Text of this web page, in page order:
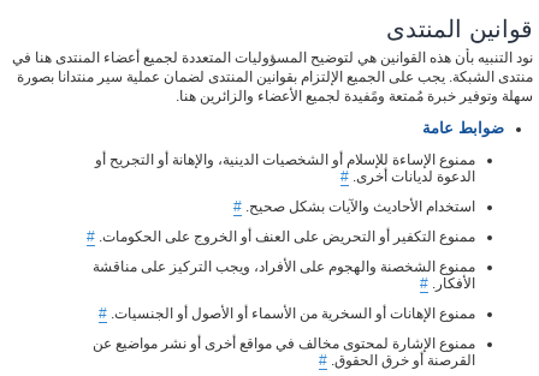
قوانين المنتدى
نود التنبيه بأن هذه القوانين هي لتوضيح المسؤوليات المتعددة لجميع أعضاء المنتدى هنا في
منتدى الشبكة. يجب على الجميع الإلتزام بقوانين المنتدى لضمان عملية سير منتدانا بصورة
سهلة وتوفير خبرة مُمتعة ومًفيدة لجميع الأعضاء والزائرين هنا.
ضوابط عامة
ممنوع الإساءة للإسلام أو الشخصيات الدينية، والإهانة أو التجريح أو
الدعوة لديانات أخرى. #
استخدام الأحاديث والآيات بشكل صحيح. #
ممنوع التكفير أو التحريض على العنف أو الخروج على الحكومات. #
ممنوع الشخصنة والهجوم على الأفراد، ويجب التركيز على مناقشة
الأفكار. #
ممنوع الإهانات أو السخرية من الأسماء أو الأصول أو الجنسيات. #
ممنوع الإشارة لمحتوى مخالف في مواقع أخرى أو نشر مواضيع عن
القرصنة أو خرق الحقوق. #